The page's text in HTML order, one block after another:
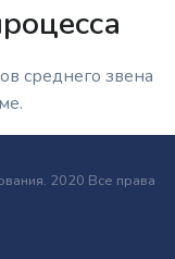
среднего звена
2020 Все права